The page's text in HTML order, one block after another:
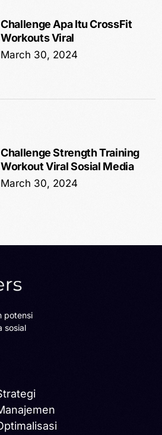
Challenge Apa Itu CrossFit
Workouts Viral
March 30, 2024
Challenge Strength Training
Workout Viral Sosial Media
March 30, 2024
potensi
sosial